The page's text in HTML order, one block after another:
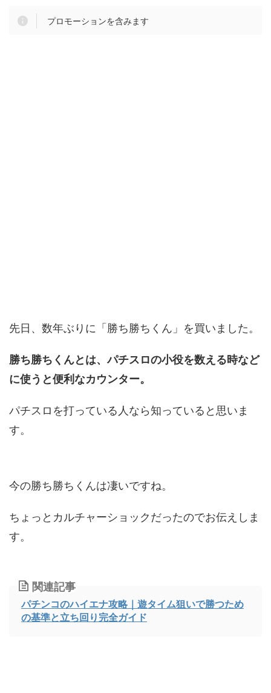
プロモーションを含みます
先日、数年ぶりに「勝ち勝ちくん」を買いました。
勝ち勝ちくんとは、パチスロの小役を数える時など
に使うと便利なカウンター。
パチスロを打っている人なら知っていると思いま
す。
今の勝ち勝ちくんは凄いですね。
ちょっとカルチャーショックだったのでお伝えしま
す。
関連記事
パチンコのハイエナ攻略｜遊タイム狙いで勝つため
の基準と立ち回り完全ガイド